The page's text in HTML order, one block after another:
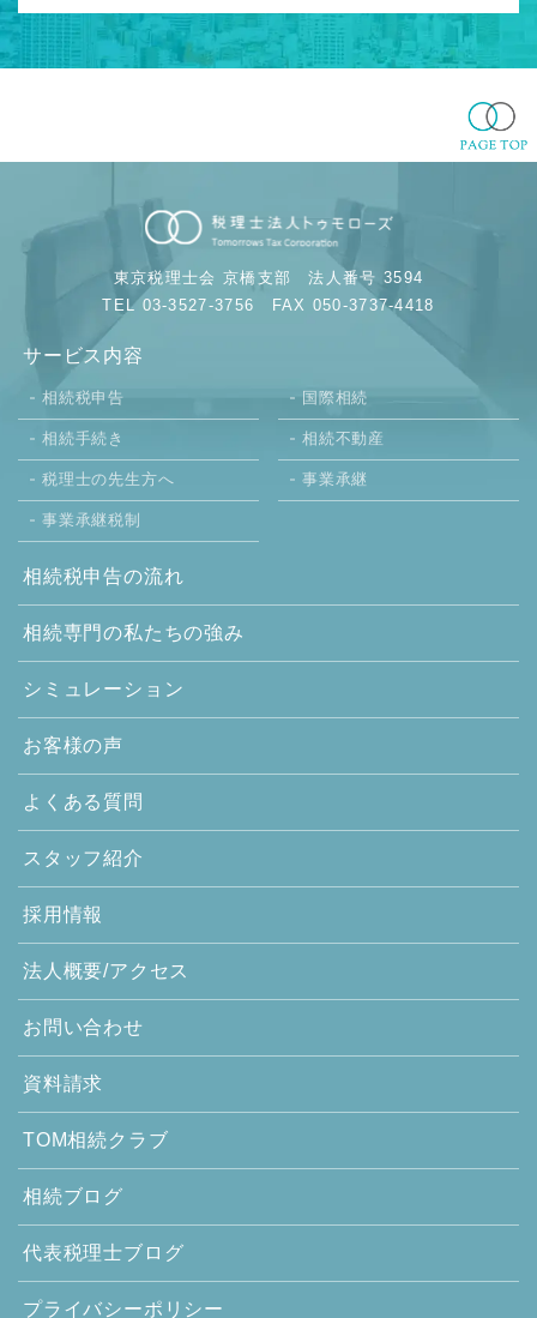
東京税理士会 京橋支部法人番号 3594
TEL 03-3527-3756 FAX 050-3737-4418
サービス内容
相続税申告 国際相続
相続手続き 相続不動産
税理士の先生方へ 事業承継
事業承継税制
相続税申告の流れ
相続専門の私たちの強み
シミュレーション
お客様の声
よくある質問
スタッフ紹介
採用情報
法人概要/アクセス
お問い合わせ
資料請求
TOM相続クラブ
相続ブログ
代表税理士ブログ
プライバシーポリシー